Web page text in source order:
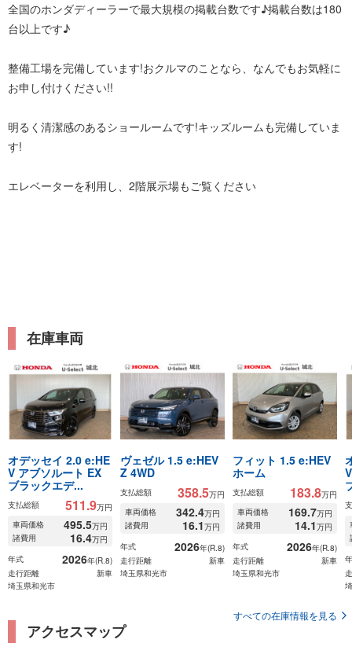
全国のホンダディーラーで最大規模の掲載台数です♪掲載台数は180
台以上です♪
整備工場を完備しています!おクルマのことなら、なんでもお気軽に
お申し付けください!!
明るく清潔感のあるショールームです!キッズルームも完備していま
す!
エレベーターを利用し、2階展示場もご覧ください
在庫車両
オデッセイ 2.0 e:HE
V アブソルート EX
ブラックエデ...
支払総額 511.9万円
車両価格
495.5万円
諸費用
16.4万円
年式
2026年(R.8)
走行距離
新車
埼玉県和光市
ヴェゼル 1.5 e:HEV
Z 4WD
支払総額 358.5万円
車両価格
342.4万円
諸費用
16.1万円
年式
2026年(R.8)
走行距離
新車
埼玉県和光市
フィット 1.5 e:HEV
ホーム
支払総額 183.8万円
車両価格
169.7万円
諸費用
14.1万円
年式
2026年(R.8)
走行距離
新車
埼玉県和光市
すべての在庫情報を見る
アクセスマップ